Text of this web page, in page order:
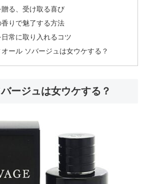
る、受け取る喜び
りで魅了する方法
常に取り入れるコツ
オール ソバージュは女ウケする？
ージュは女ウケする？